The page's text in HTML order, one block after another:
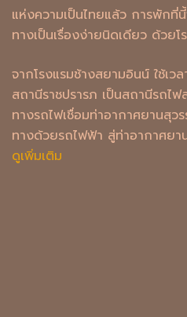
แห่งความเป็นไทยแล้ว การพักที่
ทางเป็นเรื่องง่ายนิดเดียว ด้วย
จากโรงแรมช้างสยามอินน์ ใช้เว
สถานีราชปรารภ เป็นสถานีรถไ
ทางรถไฟเชื่อมท่าอากาศยานสุ
ทางด้วยรถไฟฟ้า สู่ท่าอากาศย
ดูเพิ่มเติม